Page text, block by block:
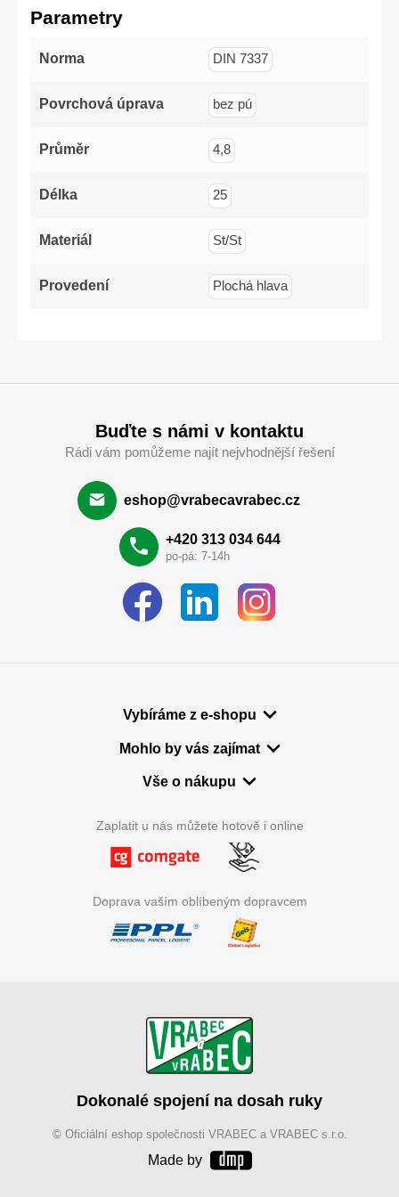
PZ1x100mm,
PZ2x125mm
Parametry
Norma DIN 7337
Povrchová úprava bez pú
Průměr 4,8
Délka 25
Materiál St/St
Provedení Plochá hlava
Buďte s námi v kontaktu
Rádi vám pomůžeme najít nejvhodnější řešení
eshop@vrabecavrabec.cz
+420 313 034 644
po-pá: 7-14h
Vybíráme z e-shopu
Mohlo by vás zajímat
Vše o nákupu
Zaplatit u nás můžete hotově i online
Doprava vaším oblíbeným dopravcem
Dokonalé spojení na dosah ruky
© Oficiální eshop společnosti VRABEC a VRABEC s.r.o.
Made by